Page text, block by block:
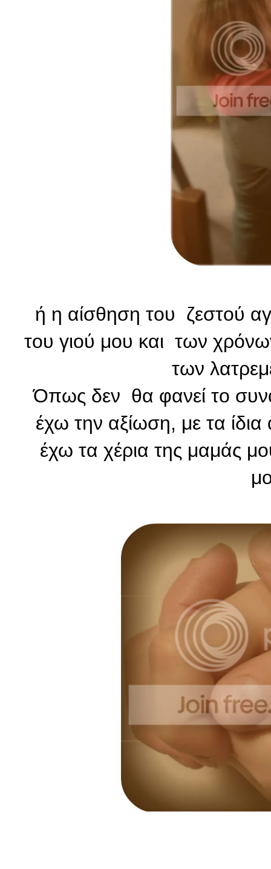
ή η αίσθηση του ζεστού
του γιού μου και των
των
Όπως δεν θα φανεί το
έχω την αξίωση, με τα
έχω τα χέρια της μαμάς